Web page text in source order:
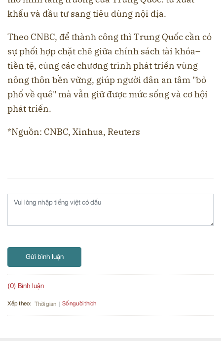
khẩu và đầu tư sang tiêu dùng nội địa.
Theo CNBC, để thành công thì Trung Quốc cần có
sự phối hợp chặt chẽ giữa chính sách tài khóa–
tiền tệ, cùng các chương trình phát triển vùng
nông thôn bền vững, giúp người dân an tâm "bỏ
phố về quê" mà vẫn giữ được mức sống và cơ hội
phát triển.
*Nguồn: CNBC, Xinhua, Reuters
Gửi bình luận
(0) Bình luận
Xếp theo: Thời gian Số người thích